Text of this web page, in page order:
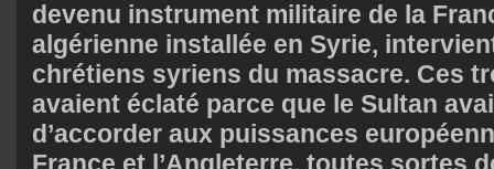
devenu instrument militaire de la
algérienne installée en Syrie,
chrétiens syriens du massacre. Ces
avaient éclaté parce que le Sultan
d’accorder aux puissances